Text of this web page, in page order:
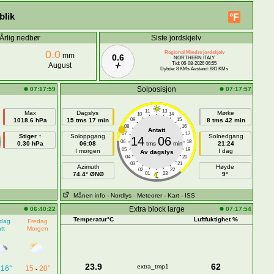
°F
Årlig nedbør
0.0 mm
August
Siste jordskjelv
0.6
Regional Mindre jordskjelv
NORTHERN ITALY
Tid: 06-08-2026 06:55
Dybde: 8 KMs Avstand: 881 KMs
07:17:59
Max
1018.6 hPa
Stiger ↑
0.30 hPa
Solposisjon 07:17:57
Dagslys
15 tms 17 min
Soloppgang
06:08
I morgen
Azimuth
74.4° ØNØ
11 13
10
14
09
15
08
16
07
17
06
18
05
19
04
20
03
21
02
22
01 23
Antatt
14tms 06min
Av dagslys
Mørke
8 tms 42 min
Solnedgang
21:24
I dag
Høyde
9°
Månen info - Nordlys - Meteorer - Kart - ISS
06:40:22
Fredag
Morgen
16° 15 - 20°
Extra block large
07:17:54
Temperatur°C
Luftfuktighet %
23.9 extra_tmp1 62